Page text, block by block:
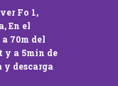
Fo 1,
En el
70m del
y a 5min de
y descarga